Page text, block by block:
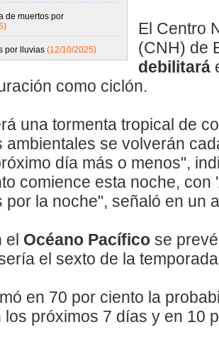
de muertos por
por lluvias (12/10/2025)
El Centro
(CNH) de
debilitará
como ciclón.
una tormenta tropical de
ambientales se volverán
día más o menos",
comience esta noche,
por la noche", señaló en un
el Océano Pacífico se
el sexto de la
en 70 por ciento la
los próximos 7 días y en 10